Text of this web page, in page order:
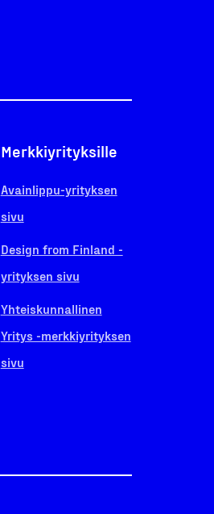
Merkkiyrityksille
Avainlippu-yrityksen
sivu
Design from Finland -
yrityksen sivu
Yhteiskunnallinen
Yritys -merkkiyrityksen
sivu